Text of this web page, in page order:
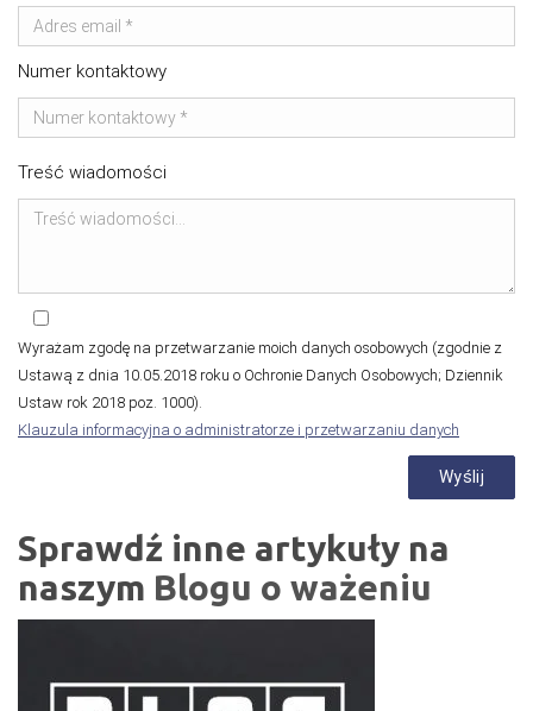
Numer kontaktowy
Treść wiadomości
Wyrażam zgodę na przetwarzanie moich danych osobowych (zgodnie z
Ustawą z dnia 10.05.2018 roku o Ochronie Danych Osobowych; Dziennik
Ustaw rok 2018 poz. 1000).
Klauzula informacyjna o administratorze i przetwarzaniu danych
Sprawdź inne artykuły na
naszym Blogu o ważeniu